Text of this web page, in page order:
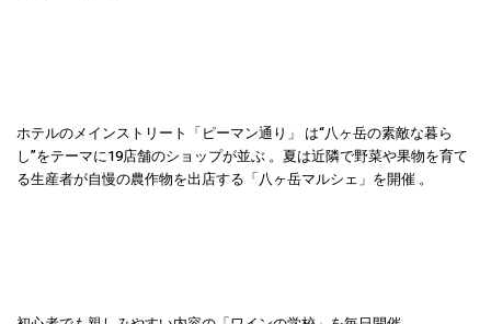
ホテルのメインストリート「ピーマン通り」 は“八ヶ岳の素敵な暮ら
し”をテーマに19店舗のショップが並ぶ 。夏は近隣で野菜や果物を育て
る生産者が自慢の農作物を出店する「八ヶ岳マルシェ」を開催 。